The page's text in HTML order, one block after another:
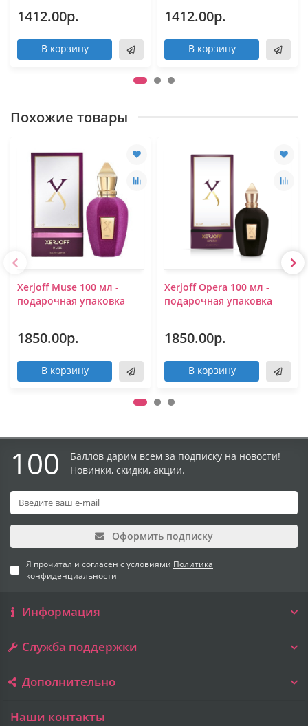
1412.00р.
В корзину
1412.00р.
В корзину
Похожие товары
Xerjoff Muse 100 мл -
подарочная упаковка
1850.00р.
В корзину
Xerjoff Opera 100 мл -
подарочная упаковка
1850.00р.
В корзину
100
Баллов дарим всем за подписку на новости!
Новинки, скидки, акции.
Оформить подписку
Я прочитал и согласен с условиями Политика
конфиденциальности
Информация
Служба поддержки
Дополнительно
Наши контакты